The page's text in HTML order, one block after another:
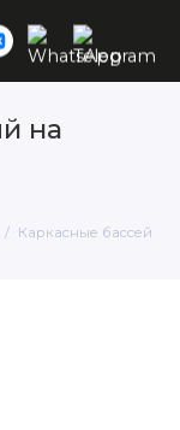
на
Каркасные бассейны